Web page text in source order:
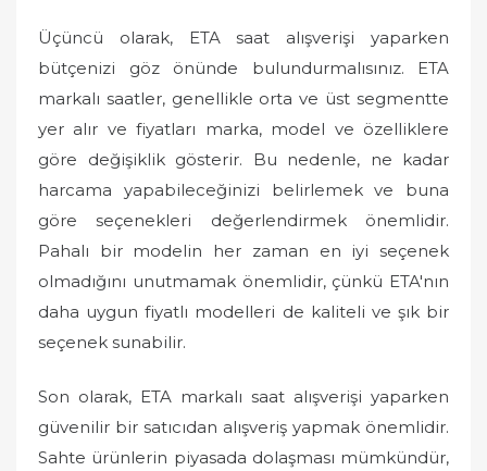
Üçüncü olarak, ETA saat alışverişi yaparken
bütçenizi göz önünde bulundurmalısınız. ETA
markalı saatler, genellikle orta ve üst segmentte
yer alır ve fiyatları marka, model ve özelliklere
göre değişiklik gösterir. Bu nedenle, ne kadar
harcama yapabileceğinizi belirlemek ve buna
göre seçenekleri değerlendirmek önemlidir.
Pahalı bir modelin her zaman en iyi seçenek
olmadığını unutmamak önemlidir, çünkü ETA'nın
daha uygun fiyatlı modelleri de kaliteli ve şık bir
seçenek sunabilir.
Son olarak, ETA markalı saat alışverişi yaparken
güvenilir bir satıcıdan alışveriş yapmak önemlidir.
Sahte ürünlerin piyasada dolaşması mümkündür,